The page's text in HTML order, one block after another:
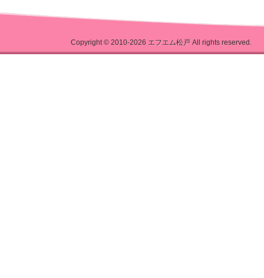
Copyright © 2010-2026 エフエム松戸 All rights reserved.